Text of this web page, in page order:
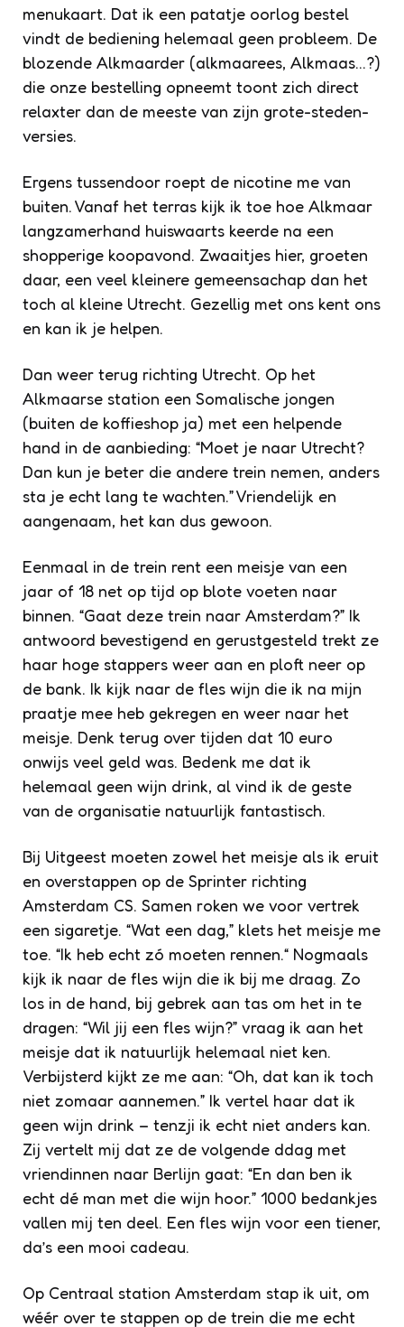
menukaart. Dat ik een patatje oorlog bestel
vindt de bediening helemaal geen probleem. De
blozende Alkmaarder (alkmaarees, Alkmaas…?)
die onze bestelling opneemt toont zich direct
relaxter dan de meeste van zijn grote-steden-
versies.
Ergens tussendoor roept de nicotine me van
buiten. Vanaf het terras kijk ik toe hoe Alkmaar
langzamerhand huiswaarts keerde na een
shopperige koopavond. Zwaaitjes hier, groeten
daar, een veel kleinere gemeensachap dan het
toch al kleine Utrecht. Gezellig met ons kent ons
en kan ik je helpen.
Dan weer terug richting Utrecht. Op het
Alkmaarse station een Somalische jongen
(buiten de koffieshop ja) met een helpende
hand in de aanbieding: “Moet je naar Utrecht?
Dan kun je beter die andere trein nemen, anders
sta je echt lang te wachten.” Vriendelijk en
aangenaam, het kan dus gewoon.
Eenmaal in de trein rent een meisje van een
jaar of 18 net op tijd op blote voeten naar
binnen. “Gaat deze trein naar Amsterdam?” Ik
antwoord bevestigend en gerustgesteld trekt ze
haar hoge stappers weer aan en ploft neer op
de bank. Ik kijk naar de fles wijn die ik na mijn
praatje mee heb gekregen en weer naar het
meisje. Denk terug over tijden dat 10 euro
onwijs veel geld was. Bedenk me dat ik
helemaal geen wijn drink, al vind ik de geste
van de organisatie natuurlijk fantastisch.
Bij Uitgeest moeten zowel het meisje als ik eruit
en overstappen op de Sprinter richting
Amsterdam CS. Samen roken we voor vertrek
een sigaretje. “Wat een dag,” klets het meisje me
toe. “Ik heb echt zó moeten rennen.“ Nogmaals
kijk ik naar de fles wijn die ik bij me draag. Zo
los in de hand, bij gebrek aan tas om het in te
dragen: “Wil jij een fles wijn?” vraag ik aan het
meisje dat ik natuurlijk helemaal niet ken.
Verbijsterd kijkt ze me aan: “Oh, dat kan ik toch
niet zomaar aannemen.” Ik vertel haar dat ik
geen wijn drink – tenzji ik echt niet anders kan.
Zij vertelt mij dat ze de volgende ddag met
vriendinnen naar Berlijn gaat: “En dan ben ik
echt dé man met die wijn hoor.” 1000 bedankjes
vallen mij ten deel. Een fles wijn voor een tiener,
da’s een mooi cadeau.
Op Centraal station Amsterdam stap ik uit, om
wéér over te stappen op de trein die me echt